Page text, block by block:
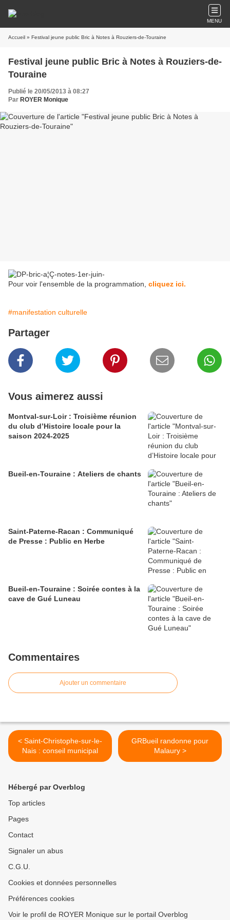
MENU
Accueil » Festival jeune public Bric à Notes à Rouziers-de-Touraine
Festival jeune public Bric à Notes à Rouziers-de-
Touraine
Publié le 20/05/2013 à 08:27
Par ROYER Monique
Pour voir l'ensemble de la programmation, cliquez ici.
#manifestation culturelle
Partager
Vous aimerez aussi
Montval-sur-Loir : Troisième réunion
du club d’Histoire locale pour la
saison 2024-2025
Bueil-en-Touraine : Ateliers de chants
Saint-Paterne-Racan : Communiqué
de Presse : Public en Herbe
Bueil-en-Touraine : Soirée contes à la
cave de Gué Luneau
Commentaires
Ajouter un commentaire
< Saint-Christophe-sur-le-
Nais : conseil municipal
GRBueil randonne pour
Malaury >
Hébergé par Overblog
Top articles
Pages
Contact
Signaler un abus
C.G.U.
Cookies et données personnelles
Préférences cookies
Voir le profil de ROYER Monique sur le portail Overblog